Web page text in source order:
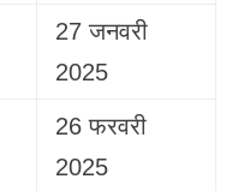
27 जनवरी
2025
26 फरवरी
2025